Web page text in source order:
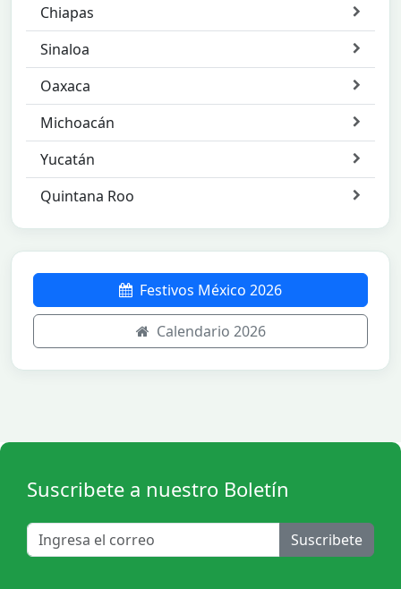
Chiapas
Sinaloa
Oaxaca
Michoacán
Yucatán
Quintana Roo
Festivos México 2026
Calendario 2026
Suscribete a nuestro Boletín
Suscribete